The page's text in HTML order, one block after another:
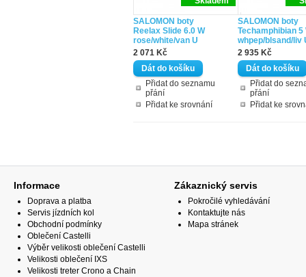
SALOMON boty
Reelax Slide 6.0 W
rose/white/van U
2 071 Kč
Přidat do seznamu
přání
Přidat ke srovnání
SALOMON boty
Techamphibian 5
whpep/blsand/liv
2 935 Kč
Přidat do
přání
Přidat ke
Informace
Doprava a platba
Servis jízdních kol
Obchodní podmínky
Oblečení Castelli
Výběr velikosti oblečení Castelli
Velikosti oblečení IXS
Velikosti treter Crono a Chain
Zákaznický servis
Pokročilé vyhledávání
Kontaktujte nás
Mapa stránek